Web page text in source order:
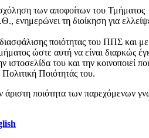
των αποφοίτων του Τμήματος
τη διοίκηση για
ποιότητας του ΠΠΣ
ώστε αυτή να είναι
του και την κοινοποιεί
Ποιότητάς του.
ποιότητα των παρεχόμενων